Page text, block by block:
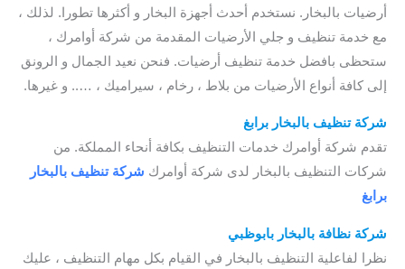
أرضيات بالبخار. نستخدم أحدث أجهزة البخار و أكثرها تطورا. لذلك ،
مع خدمة تنظيف و جلي الأرضيات المقدمة من شركة أوامرك ،
ستحظى بافضل خدمة تنظيف أرضيات. فنحن نعيد الجمال و الرونق
إلى كافة أنواع الأرضيات من بلاط ، رخام ، سيراميك ، ….. و غيرها.
شركة تنظيف بالبخار برابغ
تقدم شركة أوامرك خدمات التنظيف بكافة أنحاء المملكة. من
شركات التنظيف بالبخار لدى شركة أوامرك شركة تنظيف بالبخار
برابغ
شركة نظافة بالبخار بابوظبي
نظرا لفاعلية التنظيف بالبخار في القيام بكل مهام التنظيف ، عليك